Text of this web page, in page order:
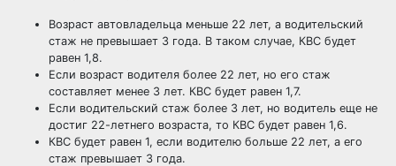
Возраст автовладельца меньше 22 лет, а водительский
стаж не превышает 3 года. В таком случае, КВС будет
равен 1,8.
Если возраст водителя более 22 лет, но его стаж
составляет менее 3 лет. КВС будет равен 1,7.
Если водительский стаж более 3 лет, но водитель еще не
достиг 22-летнего возраста, то КВС будет равен 1,6.
КВС будет равен 1, если водителю больше 22 лет, а его
стаж превышает 3 года.